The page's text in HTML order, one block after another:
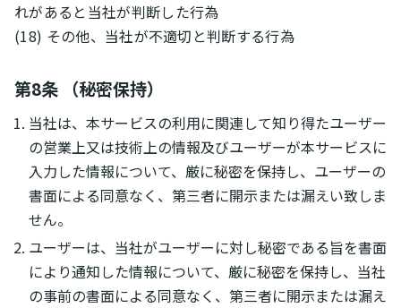
れがあると当社が判断した行為
(18) その他、当社が不適切と判断する行為
第8条 （秘密保持）
当社は、本サービスの利用に関連して知り得たユーザー
の営業上又は技術上の情報及びユーザーが本サービスに
入力した情報について、厳に秘密を保持し、ユーザーの
書面による同意なく、第三者に開示または漏えい致しま
せん。
ユーザーは、当社がユーザーに対し秘密である旨を書面
により通知した情報について、厳に秘密を保持し、当社
の事前の書面による同意なく、第三者に開示または漏え